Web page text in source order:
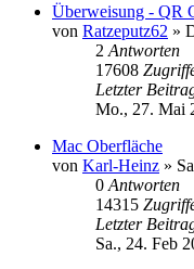
Überweisung - QR
von Ratzeputz62 »
2 Antworten
17608
Letzter
Mo., 27. Mai
Mac Oberfläche
von Karl-Heinz »
0 Antworten
14315
Letzter
Sa., 24. Feb